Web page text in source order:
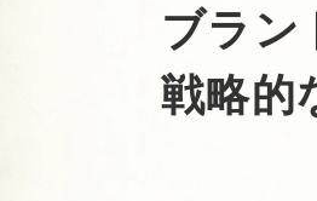
ブラン
戦略的